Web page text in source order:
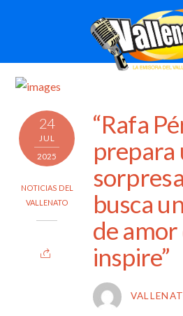
24
JUL
2025
NOTICIAS DEL
VALLENATO
“Rafa
prepara
busca
de amor
inspire”